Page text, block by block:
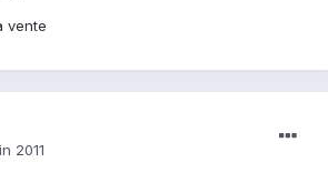
vente
2011